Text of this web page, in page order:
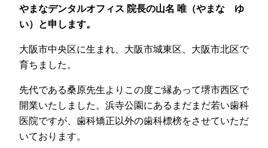
やまなデンタルオフィス 院長の山名 唯（やまな ゆ
い）と申します。
大阪市中央区に生まれ、大阪市城東区、大阪市北区で
育ちました。
先代である桑原先生よりこの度ご縁あって堺市西区で
開業いたしました。浜寺公園にあるまだまだ若い歯科
医院ですが、歯科矯正以外の歯科標榜をさせていただ
いております。